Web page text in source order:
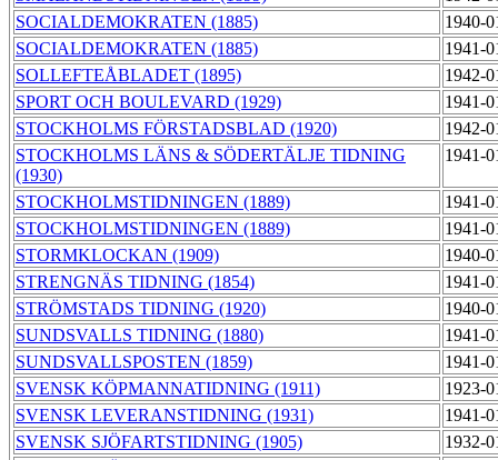
SOCIALDEMOKRATEN (1885)
1940-
SOCIALDEMOKRATEN (1885)
1941-
SOLLEFTEÅBLADET (1895)
1942-
SPORT OCH BOULEVARD (1929)
1941-
STOCKHOLMS FÖRSTADSBLAD (1920)
1942-
STOCKHOLMS LÄNS & SÖDERTÄLJE TIDNING
(1930)
1941-
STOCKHOLMSTIDNINGEN (1889)
1941-
STOCKHOLMSTIDNINGEN (1889)
1941-
STORMKLOCKAN (1909)
1940-
STRENGNÄS TIDNING (1854)
1941-
STRÖMSTADS TIDNING (1920)
1940-
SUNDSVALLS TIDNING (1880)
1941-
SUNDSVALLSPOSTEN (1859)
1941-
SVENSK KÖPMANNATIDNING (1911)
1923-
SVENSK LEVERANSTIDNING (1931)
1941-
SVENSK SJÖFARTSTIDNING (1905)
1932-